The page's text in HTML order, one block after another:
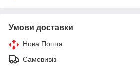
Умови доставки
Нова Пошта
Самовивіз